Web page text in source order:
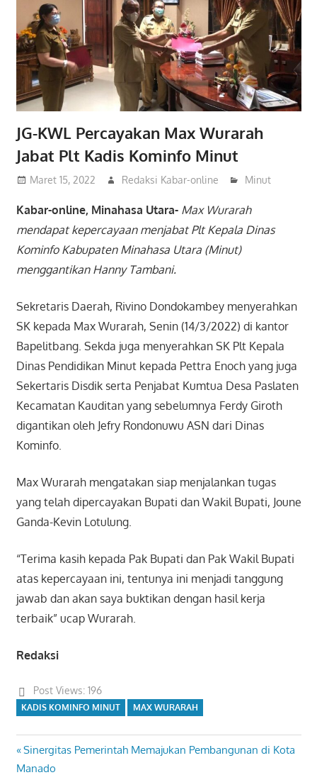
JG-KWL Percayakan Max Wurarah
Jabat Plt Kadis Kominfo Minut
Maret 15, 2022 Redaksi Kabar-online Minut
Kabar-online, Minahasa Utara- Max Wurarah
mendapat kepercayaan menjabat Plt Kepala Dinas
Kominfo Kabupaten Minahasa Utara (Minut)
menggantikan Hanny Tambani.
Sekretaris Daerah, Rivino Dondokambey menyerahkan
SK kepada Max Wurarah, Senin (14/3/2022) di kantor
Bapelitbang. Sekda juga menyerahkan SK Plt Kepala
Dinas Pendidikan Minut kepada Pettra Enoch yang juga
Sekertaris Disdik serta Penjabat Kumtua Desa Paslaten
Kecamatan Kauditan yang sebelumnya Ferdy Giroth
digantikan oleh Jefry Rondonuwu ASN dari Dinas
Kominfo.
Max Wurarah mengatakan siap menjalankan tugas
yang telah dipercayakan Bupati dan Wakil Bupati, Joune
Ganda-Kevin Lotulung.
“Terima kasih kepada Pak Bupati dan Pak Wakil Bupati
atas kepercayaan ini, tentunya ini menjadi tanggung
jawab dan akan saya buktikan dengan hasil kerja
terbaik” ucap Wurarah.
Redaksi
Post Views: 196
KADIS KOMINFO MINUT MAX WURARAH
Navigasi
Previous
Post:
Sinergitas Pemerintah Memajukan Pembangunan di Kota
Manado